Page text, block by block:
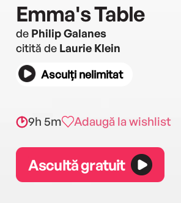
Emma's Table
de Philip Galanes
citită de Laurie Klein
Asculți nelimitat
9h 5m Adaugă la wishlist
Ascultă gratuit